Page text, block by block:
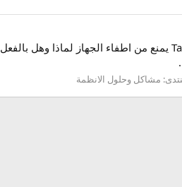
صبآح | مسآء آلــجمآل و آلورود مشكلة عند اغلاق الجهاز تظهر لى رسالة مازالت هناك حاجة لى اغلاق برنامج واحد Task Host window يمنع من اطفاء الجهاز لماذا وهل بالفعل
مشاكل وحلول الانظمة